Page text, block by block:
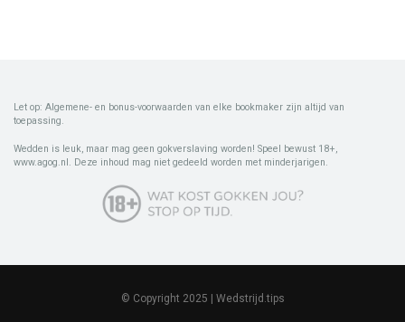
Let op: Algemene- en bonus-voorwaarden van elke bookmaker zijn altijd van
toepassing.
Wedden is leuk, maar mag geen gokverslaving worden! Speel bewust 18+,
www.agog.nl. Deze inhoud mag niet gedeeld worden met minderjarigen.
© Copyright 2025 | Wedstrijd.tips